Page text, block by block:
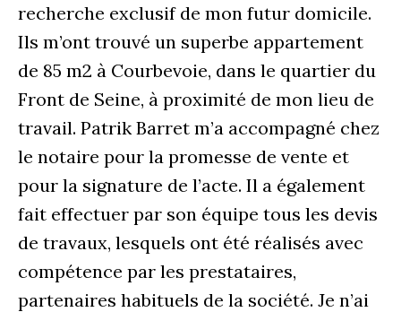
recherche exclusif de mon futur domicile.
Ils m’ont trouvé un superbe appartement
de 85 m2 à Courbevoie, dans le quartier du
Front de Seine, à proximité de mon lieu de
travail. Patrik Barret m’a accompagné chez
le notaire pour la promesse de vente et
pour la signature de l’acte. Il a également
fait effectuer par son équipe tous les devis
de travaux, lesquels ont été réalisés avec
compétence par les prestataires,
partenaires habituels de la société. Je n’ai